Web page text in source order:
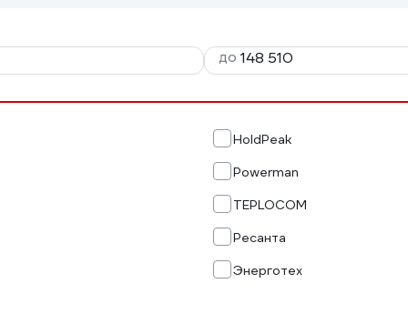
до
HoldPeak
Powerman
TEPLOCOM
Ресанта
Энерготех